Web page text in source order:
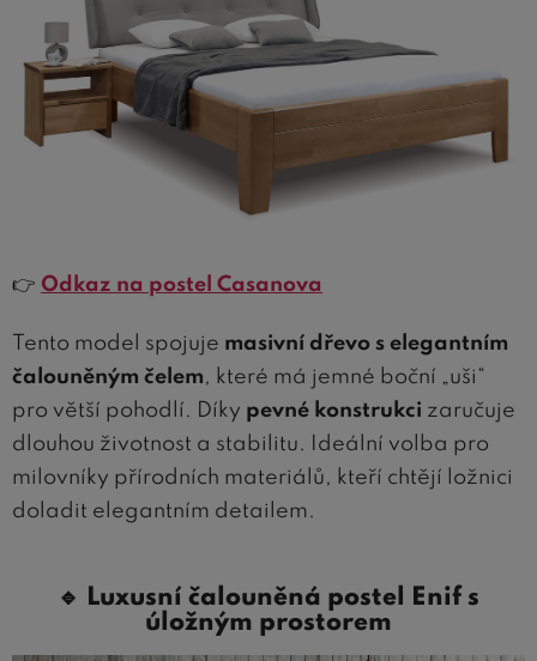
👉 Odkaz na postel Casanova
Tento model spojuje masivní dřevo s elegantním
čalouněným čelem, které má jemné boční „uši“
pro větší pohodlí. Díky pevné konstrukci zaručuje
dlouhou životnost a stabilitu. Ideální volba pro
milovníky přírodních materiálů, kteří chtějí ložnici
doladit elegantním detailem.
🔹
Luxusní čalouněná postel Enif s
úložným prostorem